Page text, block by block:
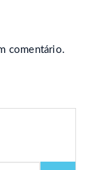
comentário.